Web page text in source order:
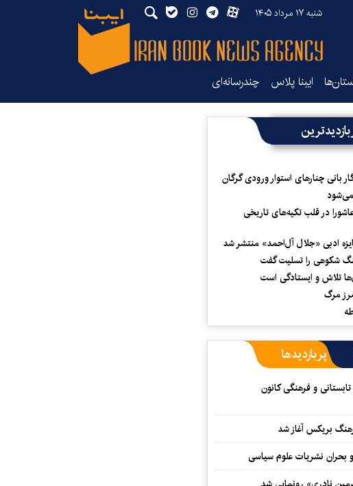
شنبه ۱۷ مرداد ۱۴۰۵
ایبنا پلاس چندرسانه‌ای
بانی چنارهای استوار ورودی گرگان
در قلب تکیه‌های تاریخی
ادبی «جلال آل‌احمد» منتشر شد
شکوهی را تسلیت گفت
تلاش و ایستادگی است
مرگ
پربازدیدها
و فرهنگی کانون
بریکس آغاز شد
نشریات علوم سیاسی